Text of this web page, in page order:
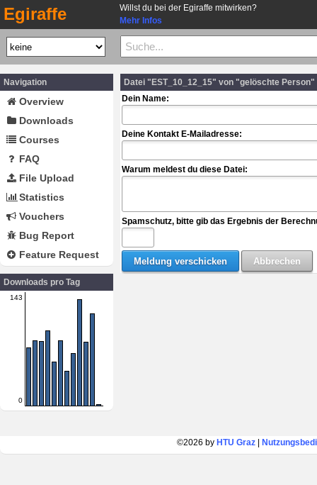
Egiraffe
Willst du bei der Egiraffe mitwirken?
Mehr Infos
Navigation
Overview
Downloads
Courses
FAQ
File Upload
Statistics
Vouchers
Bug Report
Feature Request
Downloads pro Tag
143
0
Datei "EST_10_12_15" von "gelöschte Person"
Dein Name:
Deine Kontakt E-Mailadresse:
Warum meldest du diese Datei:
Spamschutz, bitte gib das Ergebnis der
©2026 by HTU Graz|